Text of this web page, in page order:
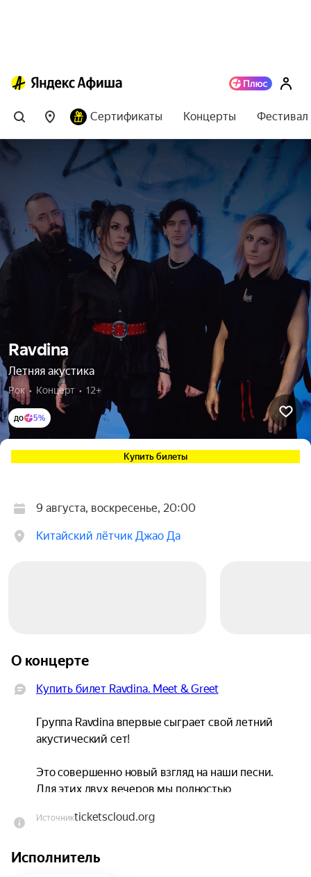
Сертификаты Концерты
Ravdina
Летняя акустика
Рок  •  Концерт  •  12+
до 5%
Купить билеты
9 августа, воскресенье, 20:00
Китайский лётчик Джао Да
О концерте
Купить билет Ravdina. Meet & Greet
Группа Ravdina впервые сыграет свой летний
акустический сет!
Это совершенно новый взгляд на наши песни.
Для этих двух вечеров мы полностью
воздух. Это не «тихие версии» песен, а новое
Источникticketscloud.org
Исполнитель